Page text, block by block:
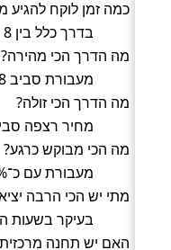
כמה זמן לוקח להגיע
בדרך כלל בין 8 שעות ל־20.8 שעות (מעבורת).
מה הדרך הכי מהירה?
מעבורת סביב 8 שעות.
מה הדרך הכי זולה?
מחיר רצפה סביב 87 ₪ באוטובוס +
מה הכי מבוקש כרגע?
מעבורת עם כ־91% מההזמנות בחודש האחרון.
מתי יש הכי הרבה
בעיקר בשעות הלילה
האם יש תחנה